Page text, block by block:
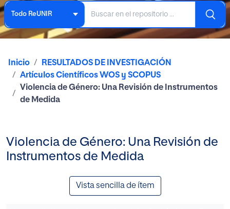
Todo ReUNIR
Inicio
RESULTADOS DE INVESTIGACIÓN
Artículos Científicos WOS y SCOPUS
Violencia de Género: Una Revisión de Instrumentos
de Medida
Violencia de Género: Una Revisión de
Instrumentos de Medida
Vista sencilla de ítem